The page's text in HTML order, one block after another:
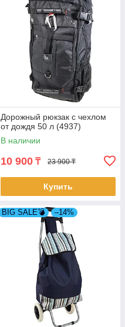
Дорожный рюкзак с чехлом
от дождя 50 л (4937)
В наличии
10 900 ₸ 23 900 ₸
Купить
BIG SALE💣 –14%